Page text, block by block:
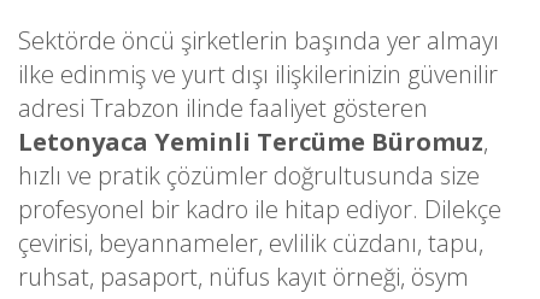
Sektörde öncü şirketlerin başında yer almayı
ilke edinmiş ve yurt dışı ilişkilerinizin güvenilir
adresi Trabzon ilinde faaliyet gösteren
Letonyaca Yeminli Tercüme Büromuz,
hızlı ve pratik çözümler doğrultusunda size
profesyonel bir kadro ile hitap ediyor. Dilekçe
çevirisi, beyannameler, evlilik cüzdanı, tapu,
ruhsat, pasaport, nüfus kayıt örneği, ösym